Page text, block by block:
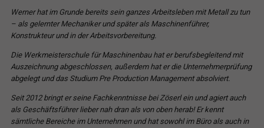
Werner hat im Grunde bereits sein ganzes Arbeitsleben mit Metall zu tun
– als gelernter Mechaniker und später als Maschinenführer,
Konstrukteur und in der Arbeitsvorbereitung.
Die Werkmeisterschule für Maschinenbau hat er berufsbegleitend mit
Auszeichnung abgeschlossen, außerdem hat er die Unternehmerprüfung
abgelegt und das Studium Pre Production Management absolviert.
Seit 2012 bringt er seine Fachkenntnisse bei Zöserl ein und agiert auch
als Geschäftsführer lieber nah dran als von oben herab! Er kennt
sämtliche Bereiche im Unternehmen und hat sowohl im Büro als auch in